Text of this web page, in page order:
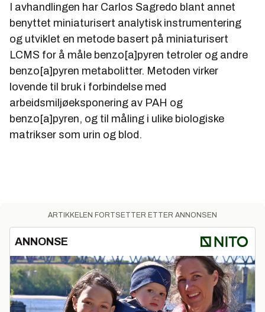
I avhandlingen har Carlos Sagredo blant annet
benyttet miniaturisert analytisk instrumentering
og utviklet en metode basert på miniaturisert
LCMS for å måle benzo[a]pyren tetroler og andre
benzo[a]pyren metabolitter. Metoden virker
lovende til bruk i forbindelse med
arbeidsmiljøeksponering av PAH og
benzo[a]pyren, og til måling i ulike biologiske
matrikser som urin og blod.
ARTIKKELEN FORTSETTER ETTER ANNONSEN
ANNONSE